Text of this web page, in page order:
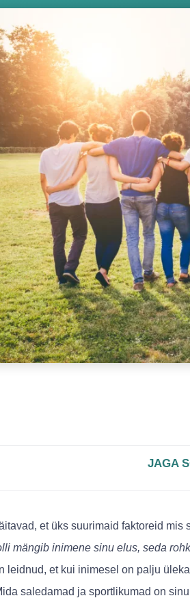
JAGA
et üks suurimaid faktoreid
mängib inimene sinu elus, seda
leidnud, et kui inimesel on palju
saledamad ja sportlikumad on